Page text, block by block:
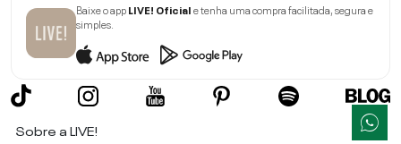
Baixe o appLIVE! Oficiale tenha uma compra facilitada, segura e
simples.
Sobre a LIVE!